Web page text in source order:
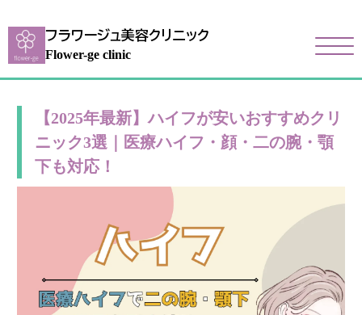
フラワージュ美容クリニック
Flower-ge clinic
【2025年最新】ハイフが安いおすすめクリ
ニック3選｜医療ハイフ・顔・二の腕・顎
下も対応！